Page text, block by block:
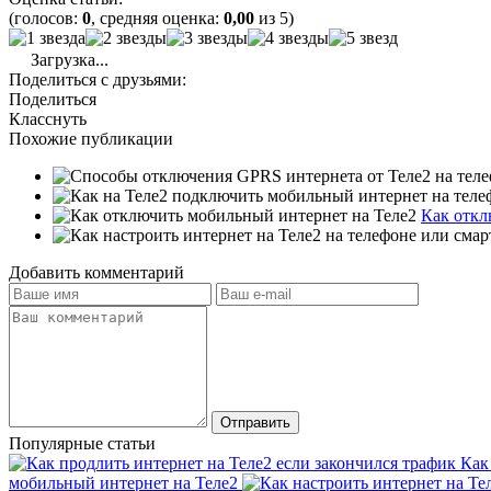
(голосов: 0, средняя оценка: 0,00 из 5)
Загрузка...
Поделиться с друзьями:
Поделиться
Класснуть
Похожие публикации
Как
Добавить комментарий
Популярные статьи
Как
мобильный интернет на Теле2